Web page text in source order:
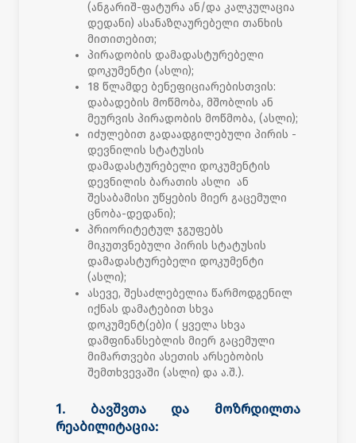
(ანგარიშ-ფატურა ან/და კალკულაცია
დედანი) ასანაზღაურებელი თანხის
მითითებით;
პირადობის დამადასტურებელი
დოკუმენტი (ასლი);
18 წლამდე ბენეფიციარებისთვის:
დაბადების მოწმობა, მშობლის ან
მეურვის პირადობის მოწმობა, (ასლი);
იძულებით გადაადგილებული პირის -
დევნილის სტატუსის
დამადასტურებელი დოკუმენტის
დევნილის ბარათის ასლი ან
შესაბამისი უწყების მიერ გაცემული
ცნობა-დედანი);
პრიორიტეტულ ჯგუფებს
მიკუთვნებული პირის სტატუსის
დამადასტურებელი დოკუმენტი
(ასლი);
ასევე, შესაძლებელია წარმოდგენილ
იქნას დამატებით სხვა
დოკუმენტ(ებ)ი ( ყველა სხვა
დამფინანსებლის მიერ გაცემული
მიმართვები ასეთის არსებობის
შემთხვევაში (ასლი) და ა.შ.).
1. ბავშვთა და მოზრდილთა
რეაბილიტაცია: